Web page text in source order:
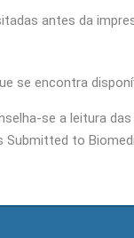
antes da
se encontra
a leitura
to